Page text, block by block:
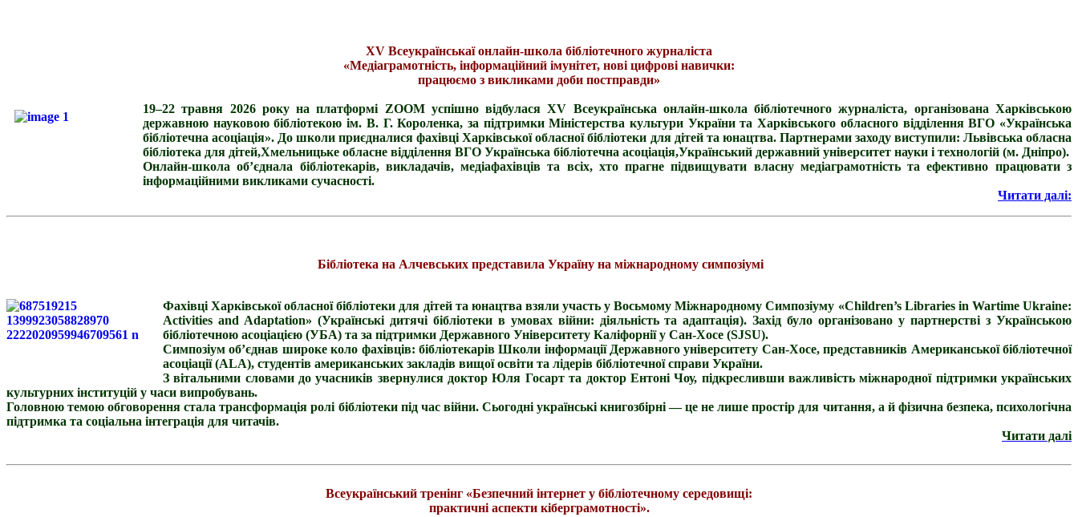
XV Всеукраїнськаї онлайн-школа бібліотечного журналіста
«Медіаграмотність, інформаційний імунітет, нові цифрові навички:
працюємо з викликами доби постправди»
19–22 травня 2026 року на платформі ZOOM успішно відбулася XV Всеукраїнська онлайн-школа бібліотечного журналіста, організована Харківською
державною науковою бібліотекою ім. В. Г. Короленка, за підтримки Міністерства культури України та Харківського обласного відділення ВГО «Українська
бібліотечна асоціація». До школи приєдналися фахівці Харківської обласної бібліотеки для дітей та юнацтва. Партнерами заходу виступили: Львівська обласна
бібліотека для дітей,Хмельницьке обласне відділення ВГО Українська бібліотечна асоціація,Український державний університет науки і технологій (м. Дніпро).
Онлайн-школа об’єднала бібліотекарів, викладачів, медіафахівців та всіх, хто прагне підвищувати власну медіаграмотність та ефективно працювати з
інформаційними викликами сучасності.
Читати далі:
Бібліотека на Алчевських представила Україну на міжнародному симпозіумі
Фахівці Харківської обласної бібліотеки для дітей та юнацтва взяли участь у Восьмому Міжнародному Симпозіуму «Children’s Libraries in Wartime Ukraine:
Activities and Adaptation» (Українські дитячі бібліотеки в умовах війни: діяльність та адаптація). Захід було організовано у партнерстві з Українською
бібліотечною асоціацією (УБА) та за підтримки Державного Університету Каліфорнії у Сан-Хосе (SJSU).
Симпозіум об’єднав широке коло фахівців: бібліотекарів Школи інформації Державного університету Сан-Хосе, представників Американської бібліотечної
асоціації (ALA), студентів американських закладів вищої освіти та лідерів бібліотечної справи України.
З вітальними словами до учасників звернулися доктор Юля Госарт та доктор Ентоні Чоу, підкресливши важливість міжнародної підтримки українських
культурних інституцій у часи випробувань.
Головною темою обговорення стала трансформація ролі бібліотеки під час війни. Сьогодні українські книгозбірні — це не лише простір для читання, а й фізична безпека, психологічна
підтримка та соціальна інтеграція для читачів.
Читати далі
Всеукраїнський тренінг «Безпечний інтернет у бібліотечному середовищі:
практичні аспекти кіберграмотності».